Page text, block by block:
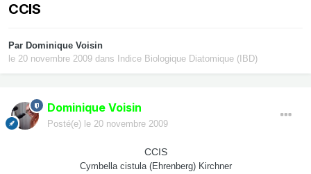
CCIS
Par Dominique Voisin
le 20 novembre 2009 dans Indice Biologique Diatomique (IBD)
Dominique Voisin
Posté(e) le 20 novembre 2009
CCIS
Cymbella cistula (Ehrenberg) Kirchner